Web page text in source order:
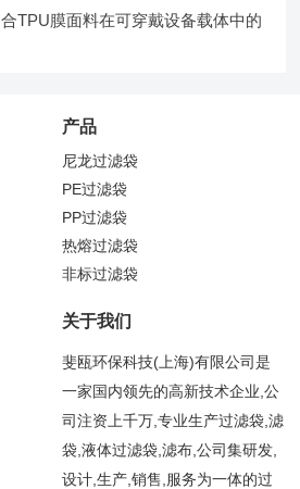
TPU膜面料在可穿戴设备载体中的
产品
尼龙过滤袋
PE过滤袋
PP过滤袋
热熔过滤袋
非标过滤袋
关于我们
斐瓯环保科技(上海)有限公司是
一家国内领先的高新技术企业,公
司注资上千万,专业生产过滤袋,滤
袋,液体过滤袋,滤布,公司集研发,
设计,生产,销售,服务为一体的过